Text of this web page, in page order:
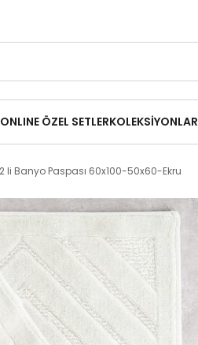
ONLINE ÖZEL SETLERKOLEKSİYONLAR
li Banyo Paspası 60x100-50x60-Ekru
50x60-Ekru ₺649,00